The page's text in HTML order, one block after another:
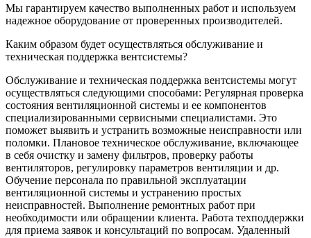
Мы гарантируем качество выполненных работ и используем
надежное оборудование от проверенных производителей.
Каким образом будет осуществляться обслуживание и
техническая поддержка вентсистемы?
Обслуживание и техническая поддержка вентсистемы могут
осуществляться следующими способами: Регулярная проверка
состояния вентиляционной системы и ее компонентов
специализированными сервисными специалистами. Это
поможет выявить и устранить возможные неисправности или
поломки. Плановое техническое обслуживание, включающее
в себя очистку и замену фильтров, проверку работы
вентиляторов, регулировку параметров вентиляции и др.
Обучение персонала по правильной эксплуатации
вентиляционной системы и устранению простых
неисправностей. Выполнение ремонтных работ при
необходимости или обращении клиента. Работа техподдержки
для приема заявок и консультаций по вопросам. Удаленный